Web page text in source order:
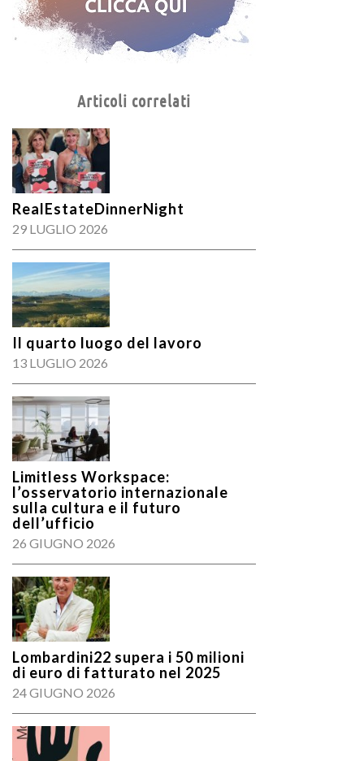
Articoli correlati
RealEstateDinnerNight
29 LUGLIO 2026
Il quarto luogo del lavoro
13 LUGLIO 2026
Limitless Workspace:
l’osservatorio internazionale
sulla cultura e il futuro
dell’ufficio
26 GIUGNO 2026
Lombardini22 supera i 50 milioni
di euro di fatturato nel 2025
24 GIUGNO 2026